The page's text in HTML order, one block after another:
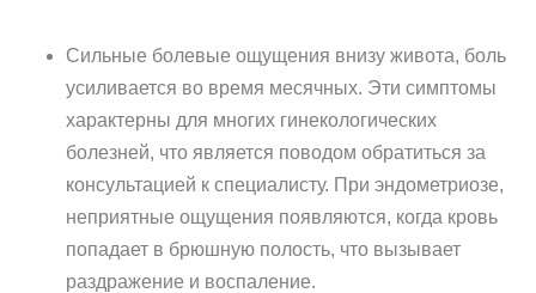
Сильные болевые ощущения внизу живота, боль
усиливается во время месячных. Эти симптомы
характерны для многих гинекологических
болезней, что является поводом обратиться за
консультацией к специалисту. При эндометриозе,
неприятные ощущения появляются, когда кровь
попадает в брюшную полость, что вызывает
раздражение и воспаление.